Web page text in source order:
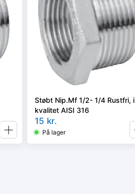
Støbt Nip.Mf 1/2- 1/4 Rustfri, i
kvalitet AISI 316
15 kr.
På lager